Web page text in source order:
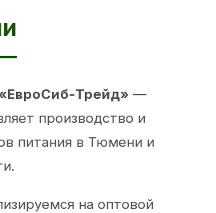
Трейд» —
производство и
питания в Тюмени и
на оптовой